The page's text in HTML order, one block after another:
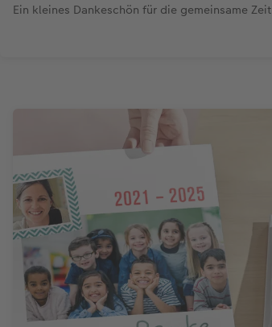
Ein kleines Dankeschön für die gemeinsame Zeit